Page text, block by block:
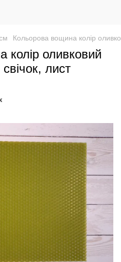
Кольорова вощина колір
колір оливковий
лист